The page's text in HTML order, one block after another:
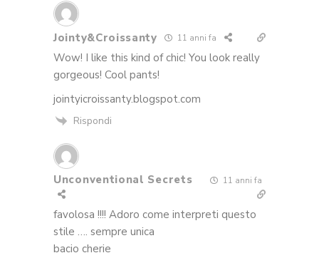
Jointy&Croissanty 11 anni fa
Wow! I like this kind of chic! You look really
gorgeous! Cool pants!
jointyicroissanty.blogspot.com
Rispondi
Unconventional Secrets 11 anni fa
favolosa !!!! Adoro come interpreti questo
stile …. sempre unica
bacio cherie